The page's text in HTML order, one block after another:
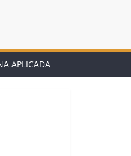
APLICADA